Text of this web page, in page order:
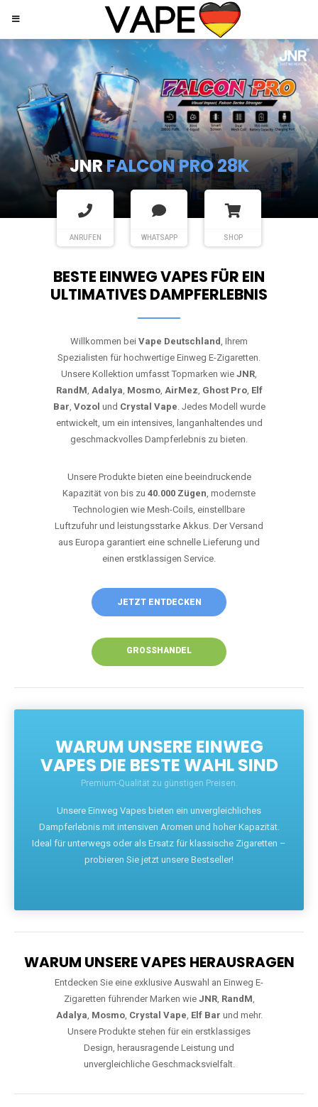
JNRSHISHA HOOKAH MAX
ANRUFEN WHATSAPP SHOP
BESTE EINWEG VAPES FÜR EIN
ULTIMATIVES DAMPFERLEBNIS
Willkommen bei Vape Deutschland, Ihrem
Spezialisten für hochwertige Einweg E-Zigaretten.
Unsere Kollektion umfasst Topmarken wie JNR,
RandM, Adalya, Mosmo, AirMez, Ghost Pro, Elf
Bar, Vozol und Crystal Vape. Jedes Modell wurde
entwickelt, um ein intensives, langanhaltendes und
geschmackvolles Dampferlebnis zu bieten.
Unsere Produkte bieten eine beeindruckende
Kapazität von bis zu 40.000 Zügen, modernste
Technologien wie Mesh-Coils, einstellbare
Luftzufuhr und leistungsstarke Akkus. Der Versand
aus Europa garantiert eine schnelle Lieferung und
einen erstklassigen Service.
JETZT ENTDECKEN
GROSSHANDEL
WARUM UNSERE EINWEG
VAPES DIE BESTE WAHL SIND
Premium-Qualität zu günstigen Preisen.
Unsere Einweg Vapes bieten ein unvergleichliches
Dampferlebnis mit intensiven Aromen und hoher Kapazität.
Ideal für unterwegs oder als Ersatz für klassische Zigaretten –
probieren Sie jetzt unsere Bestseller!
WARUM UNSERE VAPES HERAUSRAGEN
Entdecken Sie eine exklusive Auswahl an Einweg E-
Zigaretten führender Marken wie JNR, RandM,
Adalya, Mosmo, Crystal Vape, Elf Bar und mehr.
Unsere Produkte stehen für ein erstklassiges
Design, herausragende Leistung und
unvergleichliche Geschmacksvielfalt.